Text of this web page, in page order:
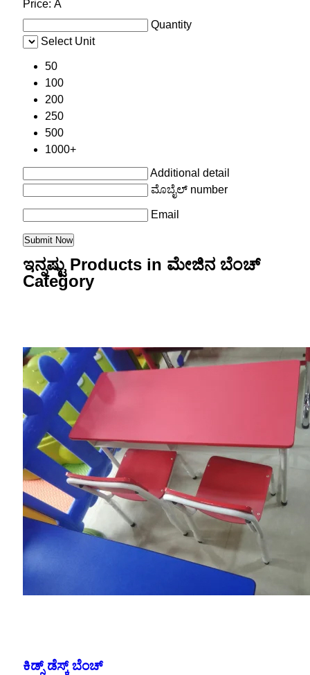
Price: Â
Quantity
Select Unit
50
100
200
250
500
1000+
Additional detail
ಮೊಬೈಲ್ number
Email
ಇನ್ನಷ್ಟು Products in ಮೇಜಿನ ಬೆಂಚ್
Category
ಕಿಡ್ಸ್ ಡೆಸ್ಕ್ ಬೆಂಚ್